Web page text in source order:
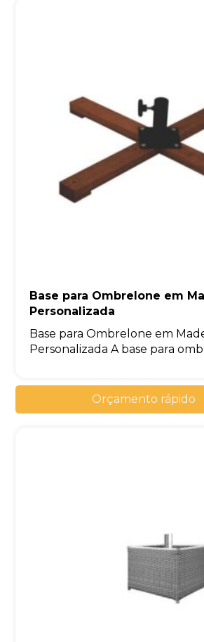
Base para Ombrelone em
Personalizada
Base para Ombrelone em
Personalizada A base para
Orçamento rápido